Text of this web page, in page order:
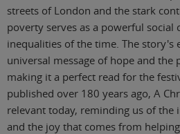
streets of London and the stark
poverty serves as a powerful social
inequalities of the time. The story's
universal message of hope and the
making it a perfect read for the
published over 180 years ago, A
relevant today, reminding us of the
and the joy that comes from